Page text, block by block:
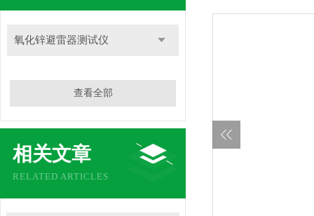
氧化锌避雷器测试仪
查看全部
相关文章
RELATED ARTICLES